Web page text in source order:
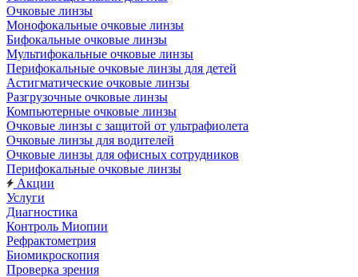
Очковые линзы
Монофокальные очковые линзы
Бифокальные очковые линзы
Мультифокальные очковые линзы
Перифокальные очковые линзы для детей
Астигматические очковые линзы
Разгрузочные очковые линзы
Компьютерные очковые линзы
Очковые линзы с защитой от ультрафиолета
Очковые линзы для водителей
Очковые линзы для офисных сотрудников
Перифокальные очковые линзы
Акции
Услуги
Диагностика
Контроль Миопии
Рефрактометрия
Биомикроскопия
Проверка зрения